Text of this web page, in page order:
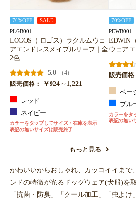
70%OFF SALE
PLGB001
LOGOS（ ロゴス）ラクルムウェ
アエンドレスメイプルリーフ｜全
2色
5.0
（4）
販売価格：
￥924～1,221
レッド
ネイビー
カラーをタップしてサイズ・在庫を表示
表記の無いサイズは販売終了
もっと見る
70%OFF
PEWB001
EDWIN
ウェア
販売価格
ベー
ブル
カラーをタ
表記の無い
かわいいからおしゃれ、カッコイイまで
ンドの特徴が光るドッグウェア(犬服)を
「抗菌・防臭」「クール加工」「虫よ